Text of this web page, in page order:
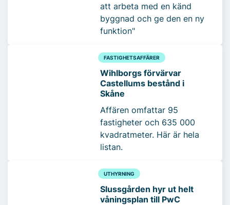
att arbeta med en känd
byggnad och ge den en ny
funktion"
FASTIGHETSAFFÄRER
Wihlborgs förvärvar
Castellums bestånd i
Skåne
Affären omfattar 95
fastigheter och 635 000
kvadratmeter. Här är hela
listan.
UTHYRNING
Slussgården hyr ut helt
våningsplan till PwC